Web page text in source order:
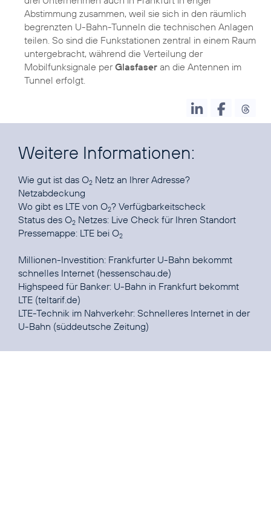
Abstimmung zusammen, weil sie sich in den räumlich
begrenzten U-Bahn-Tunneln die technischen Anlagen
teilen. So sind die Funkstationen zentral in einem Raum
untergebracht, während die Verteilung der
Mobilfunksignale perGlasfaser an die Antennen im
Tunnel erfolgt.
Weitere Informationen:
Wie gut ist das O2 Netz an Ihrer Adresse?
Netzabdeckung
Wo gibt es LTE von O2? Verfügbarkeitscheck
Status des O2 Netzes: Live Check für Ihren Standort
Pressemappe: LTE bei O2
Millionen-Investition: Frankfurter U-Bahn bekommt
schnelles Internet (hessenschau.de)
Highspeed für Banker: U-Bahn in Frankfurt bekommt
LTE (teltarif.de)
LTE-Technik im Nahverkehr: Schnelleres Internet in der
U-Bahn (süddeutsche Zeitung)